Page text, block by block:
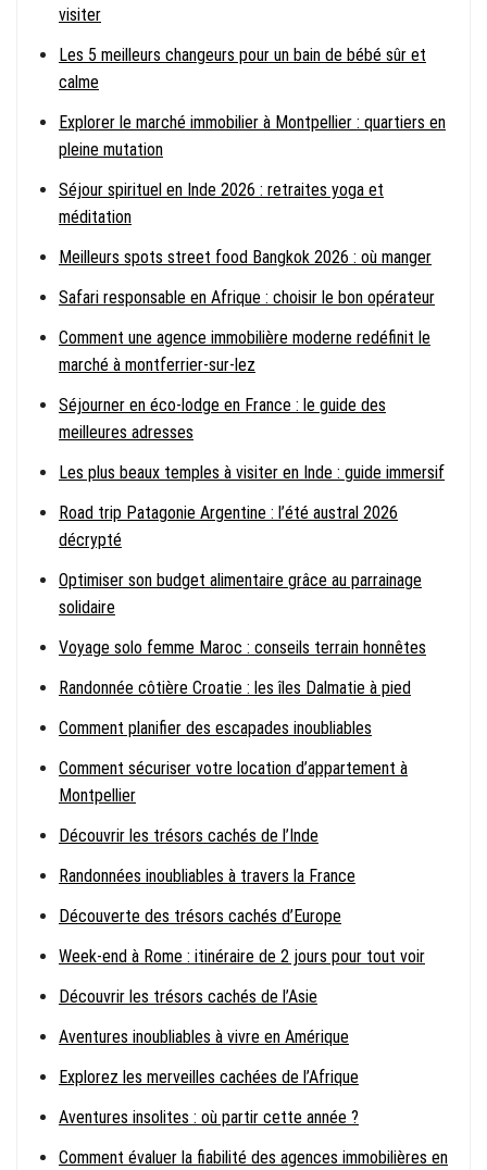
visiter
Les 5 meilleurs changeurs pour un bain de bébé sûr et
calme
Explorer le marché immobilier à Montpellier : quartiers en
pleine mutation
Séjour spirituel en Inde 2026 : retraites yoga et
méditation
Meilleurs spots street food Bangkok 2026 : où manger
Safari responsable en Afrique : choisir le bon opérateur
Comment une agence immobilière moderne redéfinit le
marché à montferrier-sur-lez
Séjourner en éco-lodge en France : le guide des
meilleures adresses
Les plus beaux temples à visiter en Inde : guide immersif
Road trip Patagonie Argentine : l’été austral 2026
décrypté
Optimiser son budget alimentaire grâce au parrainage
solidaire
Voyage solo femme Maroc : conseils terrain honnêtes
Randonnée côtière Croatie : les îles Dalmatie à pied
Comment planifier des escapades inoubliables
Comment sécuriser votre location d’appartement à
Montpellier
Découvrir les trésors cachés de l’Inde
Randonnées inoubliables à travers la France
Découverte des trésors cachés d’Europe
Week-end à Rome : itinéraire de 2 jours pour tout voir
Découvrir les trésors cachés de l’Asie
Aventures inoubliables à vivre en Amérique
Explorez les merveilles cachées de l’Afrique
Aventures insolites : où partir cette année ?
Comment évaluer la fiabilité des agences immobilières en